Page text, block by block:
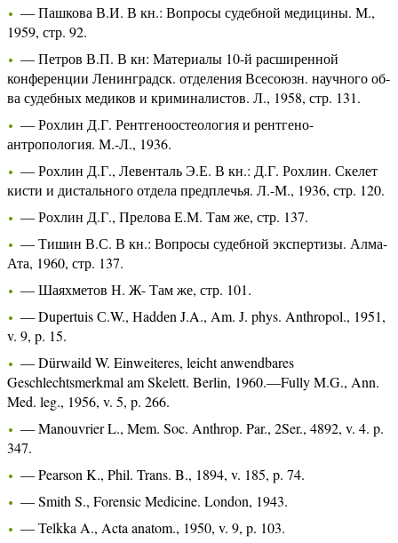
— Пашкова В.И. В кн.: Вопросы судебной медицины. М.,
1959, стр. 92.
— Петров В.П. В кн: Материалы 10-й расширенной
конференции Ленинградск. отделения Всесоюзн. научного об-
ва судебных медиков и криминалистов. Л., 1958, стр. 131.
— Рохлин Д.Г. Рентгеноостеология и рентгено-
антропология. М.-Л., 1936.
— Рохлин Д.Г., Левенталь Э.Е. В кн.: Д.Г. Рохлин. Скелет
кисти и дистального отдела предплечья. Л.-М., 1936, стр. 120.
— Рохлин Д.Г., Прелова Е.М. Там же, стр. 137.
— Тишин В.С. В кн.: Вопросы судебной экспертизы. Алма-
Ата, 1960, стр. 137.
— Шаяхметов Н. Ж- Там же, стр. 101.
— Duреrtuis С.W., Нaddеn J.A., Am. J. phys. Anthropol., 1951,
v. 9, p. 15.
— Dürwaild W. Einweiteres, leicht anwendbares
Geschlechtsmerkmal am Skelett. Berlin, 1960.—Fully M.G., Ann.
Med. leg., 1956, v. 5, p. 266.
— Manouvrier L., Mem. Soc. Anthrop. Par., 2Ser., 4892, v. 4. p.
347.
— Pearson K., Phil. Trans. B., 1894, v. 185, p. 74.
— Smith S., Forensic Medicine. London, 1943.
— Теlkka A., Acta anatom., 1950, v. 9, p. 103.